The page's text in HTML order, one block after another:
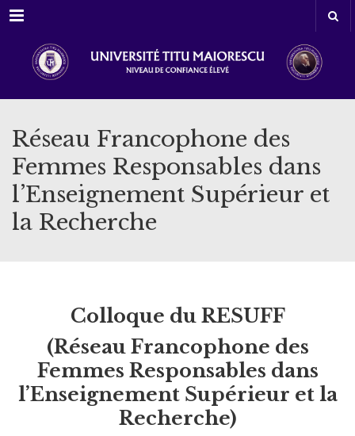
Menu
Réseau Francophone des
Femmes Responsables dans
l’Enseignement Supérieur et
la Recherche
Colloque du RESUFF
(Réseau Francophone des
Femmes Responsables dans
l’Enseignement Supérieur et la
Recherche)